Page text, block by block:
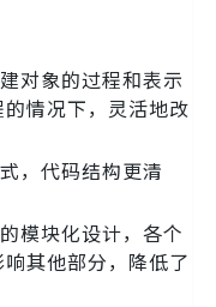
对象的过程和表示
情况下，灵活地改
，代码结构更清
模块化设计，各个
其他部分，降低了